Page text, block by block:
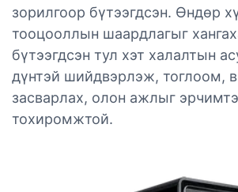
зорилгоор бүтээгдсэн. Өндөр
тооцооллын шаардлагыг
бүтээгдсэн тул хэт халалтын
дүнтэй шийдвэрлэж, тоглоом,
засварлах, олон ажлыг
тохиромжтой.